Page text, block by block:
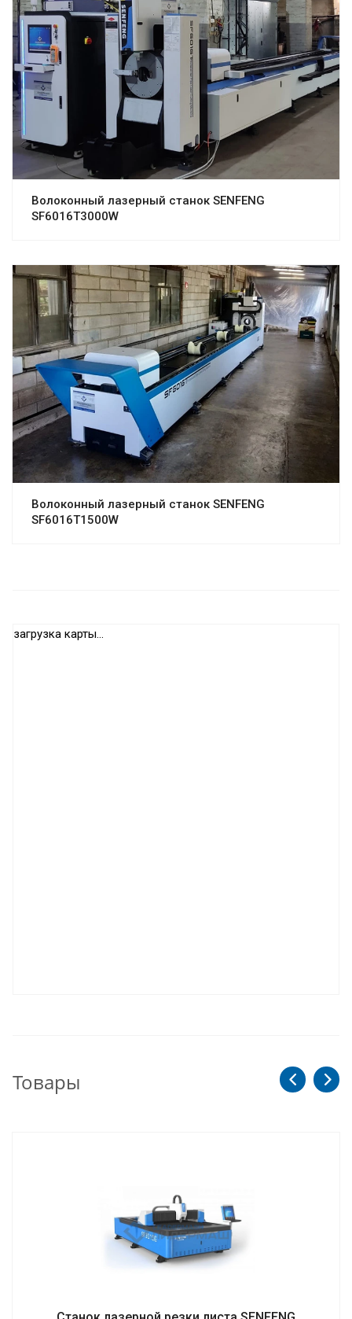
Волоконный лазерный станок SENFENG
SF6016T3000W
Волоконный лазерный станок SENFENG
SF6016T1500W
загрузка карты...
Товары